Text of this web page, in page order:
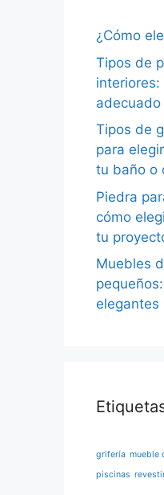
¿Cómo
Tipos de
interiores:
adecuado
Tipos de
para
tu baño o
Piedra
cómo
tu
Muebles
elegantes
grifería mueble
piscinas